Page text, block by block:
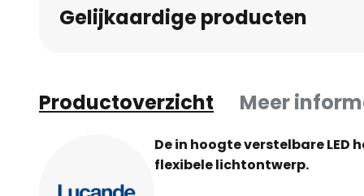
gallerij
Gelijkaardige producten
Productoverzicht Meer
De in hoogte verstelbare LED
flexibele lichtontwerp.